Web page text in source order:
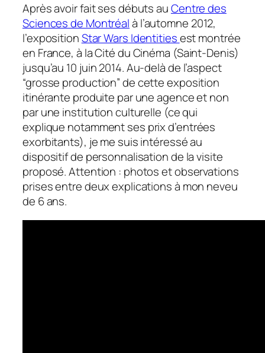
Après avoir fait ses débuts auCentre des
Sciences de Montréalà l’automne 2012,
l’expositionStar Wars Identitiesest montrée
en France, à la Cité du Cinéma (Saint-Denis)
jusqu’au 10 juin 2014. Au-delà de l’aspect
“grosse production” de cette exposition
itinérante produite par une agence et non
par une institution culturelle (ce qui
explique notamment ses prix d’entrées
exorbitants), je me suis intéressé au
dispositif de personnalisation de la visite
proposé. Attention : photos et observations
prises entre deux explications à mon neveu
de 6 ans.